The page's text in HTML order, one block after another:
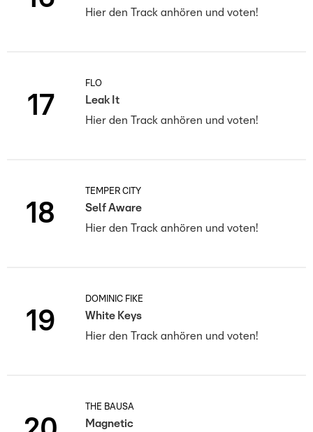
Hier den Track anhören und voten!
17
FLO
Leak It
Hier den Track anhören und voten!
18
TEMPER CITY
Self Aware
Hier den Track anhören und voten!
19
DOMINIC FIKE
White Keys
Hier den Track anhören und voten!
THE BAUSA
Magnetic